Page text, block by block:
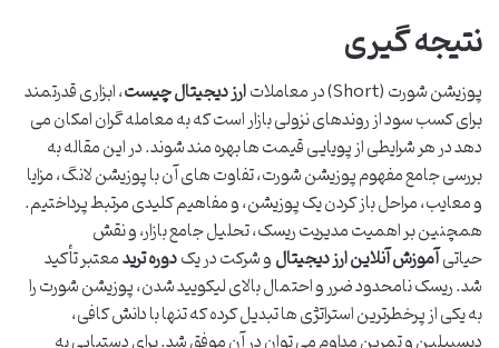
نتیجه گیری
پوزیشن شورت (Short) در معاملات ارز دیجیتال چیست، ابزاری قدرتمند
برای کسب سود از روندهای نزولی بازار است که به معامله گران امکان می
دهد در هر شرایطی از پویایی قیمت ها بهره مند شوند. در این مقاله به
بررسی جامع مفهوم پوزیشن شورت، تفاوت های آن با پوزیشن لانگ، مزایا
و معایب، مراحل باز کردن یک پوزیشن، و مفاهیم کلیدی مرتبط پرداختیم.
همچنین بر اهمیت مدیریت ریسک، تحلیل جامع بازار، و نقش
حیاتیآموزش آنلاین ارز دیجیتالو شرکت در یکدوره تریدمعتبر تأکید
شد. ریسک نامحدود ضرر و احتمال بالای لیکویید شدن، پوزیشن شورت را
به یکی از پرخطرترین استراتژی ها تبدیل کرده که تنها با دانش کافی،